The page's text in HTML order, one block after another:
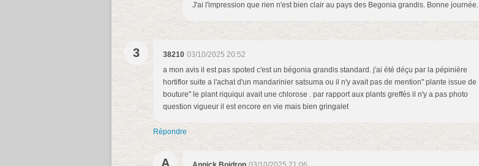
J'ai l'impression que rien n'est bien clair au pays des Begonia grandis. Bonne journée.
3 38210 03/10/2025 20:52
a mon avis il est pas spoted c'est un bégonia grandis standard. j'ai été déçu par la pépinière
hortiflor suite a l'achat d'un mandarinier satsuma ou il n'y avait pas de mention" plante issue de
bouture" le plant riquiqui avait une chlorose . par rapport aux plants greffés il n'y a pas photo
question vigueur il est encore en vie mais bien gringalet
Répondre
A